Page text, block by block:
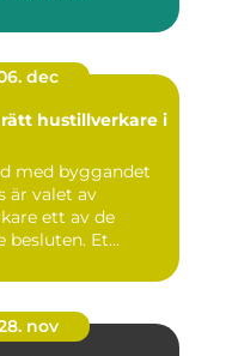
dec
hustillverkare i
med byggandet
är valet av
ett av de
besluten. Et...
nov